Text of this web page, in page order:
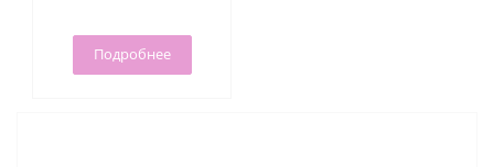
Подробнее